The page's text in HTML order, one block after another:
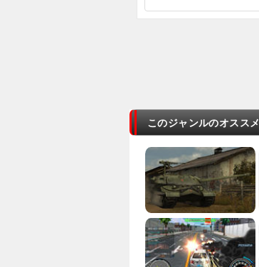
このジャンルのオススメ